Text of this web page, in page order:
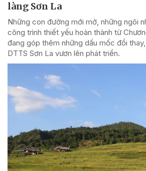
làng Sơn La
Những con đường mới mở, những ngôi
công trình thiết yếu hoàn thành từ
đang góp thêm những dấu mốc đổi
DTTS Sơn La vươn lên phát triển.